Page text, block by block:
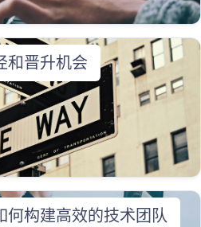
和晋升机会
何构建高效的技术团队